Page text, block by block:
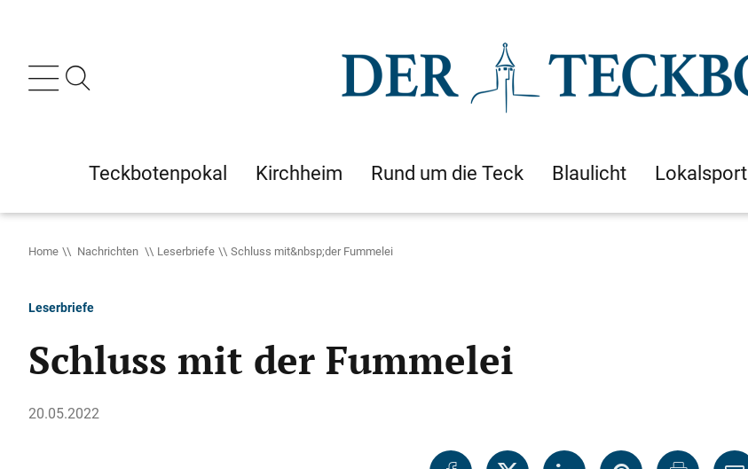
Teckbotenpokal Kirchheim Rund um die Teck Blaulicht Lokalsport
Home Nachrichten Leserbriefe Schluss mit&nbsp;der Fummelei
Leserbriefe
Schluss mit der Fummelei
20.05.2022